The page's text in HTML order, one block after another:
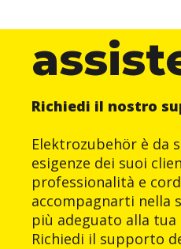
Richiedi il nostro
Elektrozubehör è da
esigenze dei suoi
professionalità e
accompagnarti nella
più adeguato alla tua
Richiedi il supporto